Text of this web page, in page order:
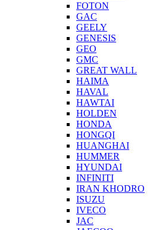
FOTON
GAC
GEELY
GENESIS
GEO
GMC
GREAT WALL
HAIMA
HAVAL
HAWTAI
HOLDEN
HONDA
HONGQI
HUANGHAI
HUMMER
HYUNDAI
INFINITI
IRAN KHODRO
ISUZU
IVECO
JAC